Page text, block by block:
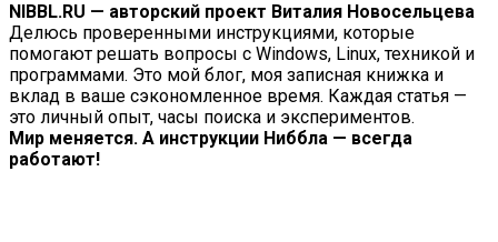
NIBBL.RU — авторский проект Виталия Новосельцева
Делюсь проверенными инструкциями, которые
помогают решать вопросы с Windows, Linux, техникой и
программами. Это мой блог, моя записная книжка и
вклад в ваше сэкономленное время. Каждая статья —
это личный опыт, часы поиска и экспериментов.
Мир меняется. А инструкции Ниббла — всегда
работают!